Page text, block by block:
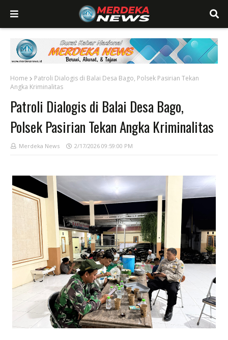
Home
Patroli Dialogis di Balai Desa Bago, Polsek Pasirian Tekan
Angka Kriminalitas
Patroli Dialogis di Balai Desa Bago,
Polsek Pasirian Tekan Angka Kriminalitas
Merdeka News 2/17/2026 09:59:00 PM